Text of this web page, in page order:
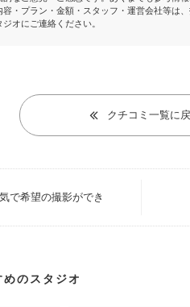
・プラン・金額・スタッフ・運営会社等は
オにご連絡ください。
クチコミ一覧に
で希望の撮影ができ
のスタジオ